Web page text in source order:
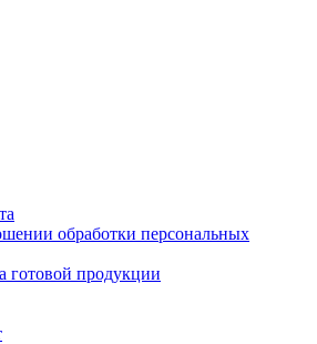
обработки персональных
готовой продукции